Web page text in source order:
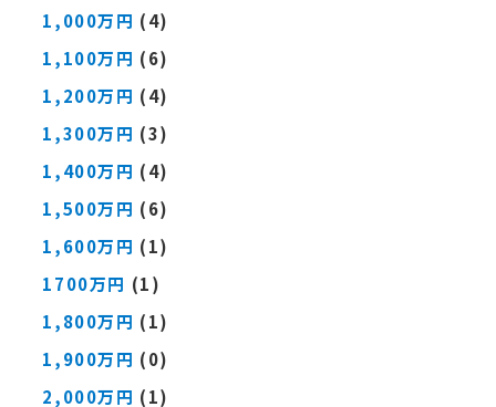
1,000万円 (4)
1,100万円 (6)
1,200万円 (4)
1,300万円 (3)
1,400万円 (4)
1,500万円 (6)
1,600万円 (1)
1700万円 (1)
1,800万円 (1)
1,900万円 (0)
2,000万円 (1)